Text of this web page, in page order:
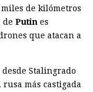
de kilómetros
de Putin es
que atacan a
Stalingrado
más castigada